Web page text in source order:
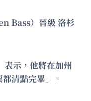
Bass）晉級 洛杉
表示，他將在加州
清點完畢」。